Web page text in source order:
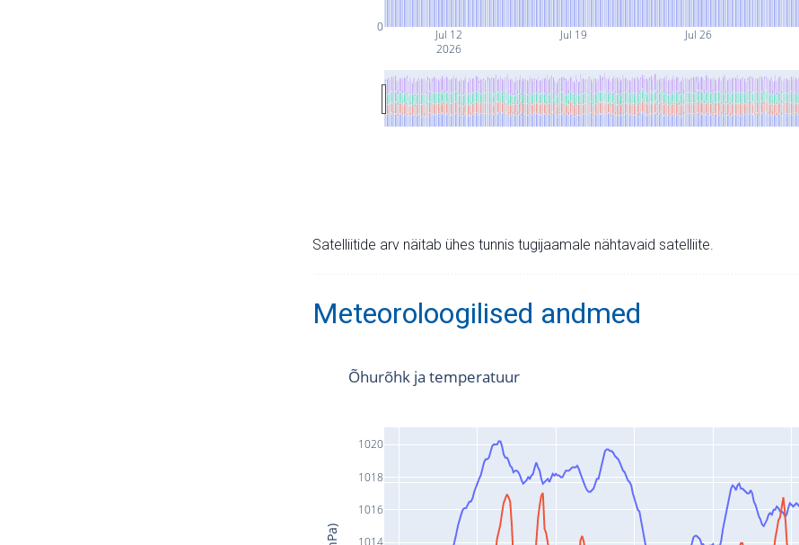
Jul 12
2026
Jul 19 Jul 26
0
Satelliitide arv näitab ühes tunnis tugijaamale nähtavaid satelliite.
Meteoroloogilised andmed
1014
1016
1018
1020
Õhurõhk ja temperatuur